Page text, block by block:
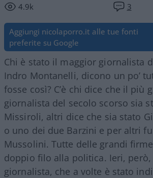
4.9k 3
Aggiungi nicolaporro.it alle tue fonti
preferite su Google
Chi è stato il maggior giornalista
Indro Montanelli, dicono un po’
fosse così? C’è chi dice che il più
giornalista del secolo scorso sia
Missiroli, altri dice che sia stato
o uno dei due Barzini e per altri
Mussolini. Tutte delle grandi
doppio filo alla politica. Ieri,
giornalista, che a volte è stato